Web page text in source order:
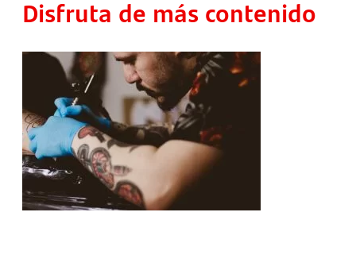
Disfruta de más contenido